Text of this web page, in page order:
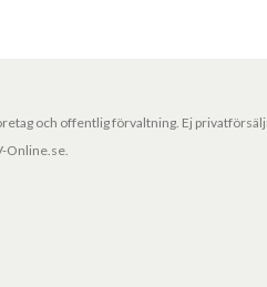
och offentlig förvaltning. Ej
Online.se.